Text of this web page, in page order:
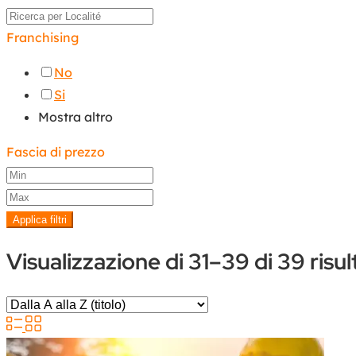
Franchising
No
Si
Mostra altro
Fascia di prezzo
Applica filtri
Visualizzazione di 31–39 di 39